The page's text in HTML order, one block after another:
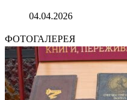
04.04.2026
ФОТОГАЛЕРЕЯ